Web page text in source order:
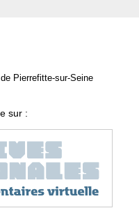
Pierrefitte-sur-Seine
sur :